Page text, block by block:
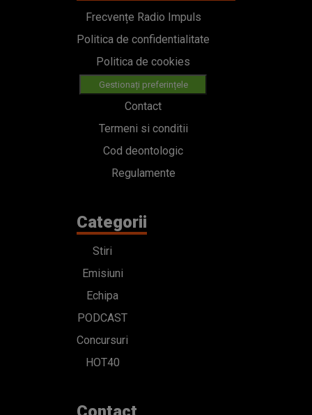
Frecvențe Radio Impuls
Politica de confidentialitate
Politica de cookies
Gestionați preferințele
Contact
Termeni si conditii
Cod deontologic
Regulamente
Categorii
Stiri
Emisiuni
Echipa
PODCAST
Concursuri
HOT40